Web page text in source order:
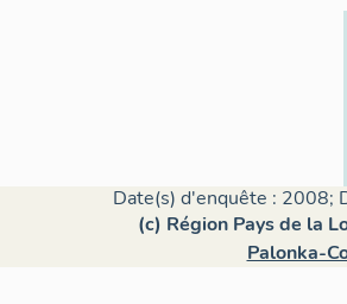
Date(s) d'enquête : 2008;
(c) Région Pays de la
Palonka-